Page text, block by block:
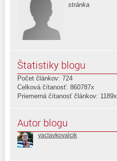
stránka
Štatistiky blogu
Počet článkov: 724
Celková čítanosť: 860787x
Priemerná čítanosť článkov: 1189x
Autor blogu
vaclavkovalcik